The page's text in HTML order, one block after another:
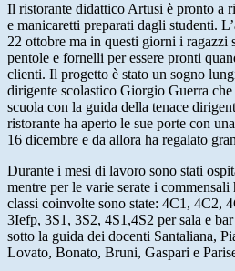
Il ristorante didattico Artusi è pronto a
e manicaretti preparati dagli studenti.
22 ottobre ma in questi giorni i ragazzi
pentole e fornelli per essere pronti
clienti. Il progetto è stato un sogno
dirigente scolastico Giorgio Guerra
scuola con la guida della tenace
ristorante ha aperto le sue porte con
16 dicembre e da allora ha regalato
Durante i mesi di lavoro sono stati
mentre per le varie serate i
classi coinvolte sono state: 4C1, 4C2,
3Iefp, 3S1, 3S2, 4S1,4S2 per sala e
sotto la guida dei docenti Santaliana,
Lovato, Bonato, Bruni, Gaspari e